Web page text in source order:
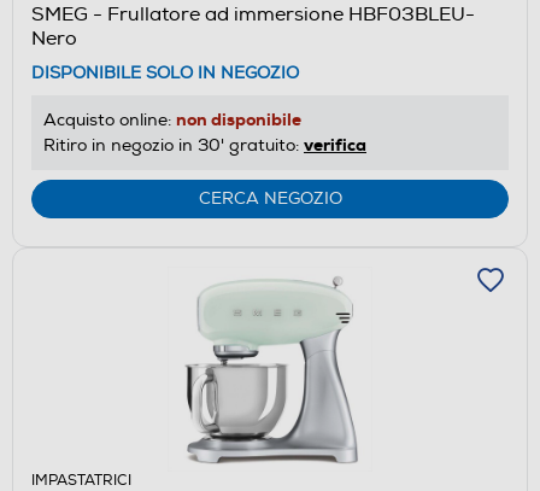
SMEG - Frullatore ad immersione HBF03BLEU-
Nero
DISPONIBILE SOLO IN NEGOZIO
Acquisto online: non disponibile
Ritiro in negozio in 30' gratuito: verifica
CERCA NEGOZIO
IMPASTATRICI